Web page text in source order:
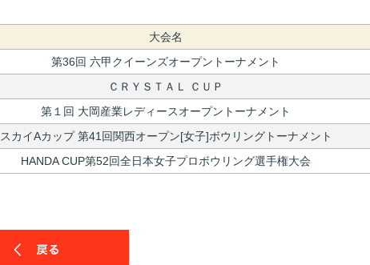
大会名
第36回 六甲クイーンズオープントーナメント
ＣＲＹＳＴＡＬ ＣＵＰ
第１回 大岡産業レディースオープントーナメント
スカイAカップ 第41回関西オープン[女子]ボウリングトーナメント
HANDA CUP第52回全日本女子プロボウリング選手権大会